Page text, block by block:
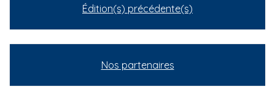
Édition(s) précédente(s)
Nos partenaires